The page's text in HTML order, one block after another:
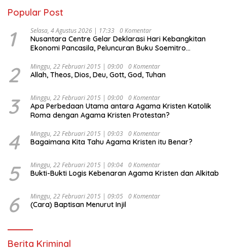
Popular Post
1 Selasa, 4 Agustus 2026 | 17:33 0 Komentar
Nusantara Centre Gelar Deklarasi Hari Kebangkitan
Ekonomi Pancasila, Peluncuran Buku Soemitro
Ekonomi Politik Indonesia) & Simposium Nasional
“Urgensi Undang-Undang Perekonomian Nasional dan
Indonesia Emas 2045”,
2 Minggu, 22 Februari 2015 | 09:00 0 Komentar
Allah, Theos, Dios, Deu, Gott, God, Tuhan
3 Minggu, 22 Februari 2015 | 09:00 0 Komentar
Apa Perbedaan Utama antara Agama Kristen Katolik
Roma dengan Agama Kristen Protestan?
4 Minggu, 22 Februari 2015 | 09:03 0 Komentar
Bagaimana Kita Tahu Agama Kristen itu Benar?
5 Minggu, 22 Februari 2015 | 09:04 0 Komentar
Bukti-Bukti Logis Kebenaran Agama Kristen dan Alkitab
6 Minggu, 22 Februari 2015 | 09:05 0 Komentar
(Cara) Baptisan Menurut Injil
Berita Kriminal